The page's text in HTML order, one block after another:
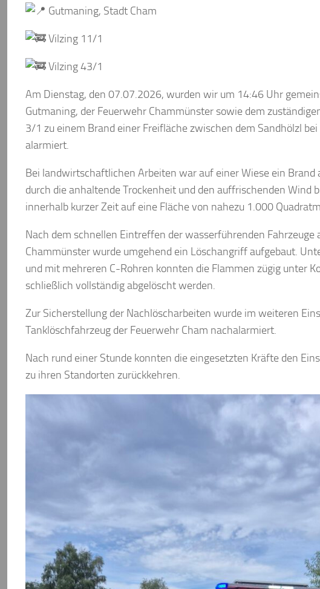
Gutmaning, Stadt Cham
Vilzing 11/1
Vilzing 43/1
Am Dienstag, den 07.07.2026, wurden wir um 14:46 Uhr
Gutmaning, der Feuerwehr Chammünster sowie dem
3/1 zu einem Brand einer Freifläche zwischen dem Sandhölzl
alarmiert.
Bei landwirtschaftlichen Arbeiten war auf einer Wiese ein Brand
durch die anhaltende Trockenheit und den auffrischenden Wind
innerhalb kurzer Zeit auf eine Fläche von nahezu 1.000
Nach dem schnellen Eintreffen der wasserführenden Fahrzeuge
Chammünster wurde umgehend ein Löschangriff aufgebaut.
und mit mehreren C-Rohren konnten die Flammen zügig unter
schließlich vollständig abgelöscht werden.
Zur Sicherstellung der Nachlöscharbeiten wurde im weiteren
Tanklöschfahrzeug der Feuerwehr Cham nachalarmiert.
Nach rund einer Stunde konnten die eingesetzten Kräfte den
zu ihren Standorten zurückkehren.